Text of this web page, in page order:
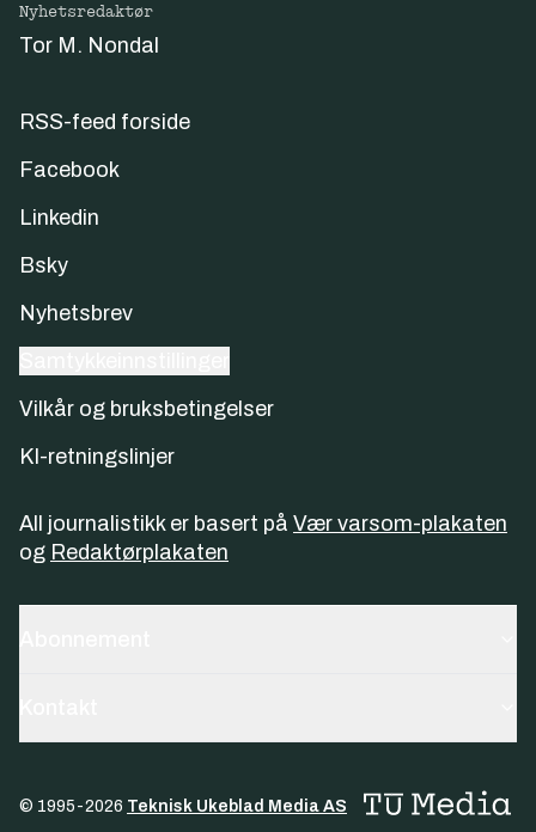
Nyhetsredaktør
Tor M. Nondal
RSS-feed forside
Facebook
Linkedin
Bsky
Nyhetsbrev
Vilkår og bruksbetingelser
KI-retningslinjer
All journalistikk er basert på Vær varsom-plakaten
og Redaktørplakaten
© 1995-2026 Teknisk Ukeblad Media AS